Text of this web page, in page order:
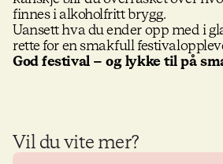
finnes i alkoholfritt brygg.
Uansett hva du ender opp med i
rette for en smakfull
God festival – og lykke til på
Vil du vite mer?